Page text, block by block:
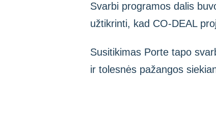
Svarbi programos dalis
užtikrinti, kad CO-DEAL
Susitikimas Porte tapo
ir tolesnės pažangos